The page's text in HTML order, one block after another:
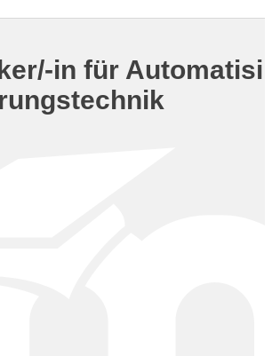
in für Automatisi